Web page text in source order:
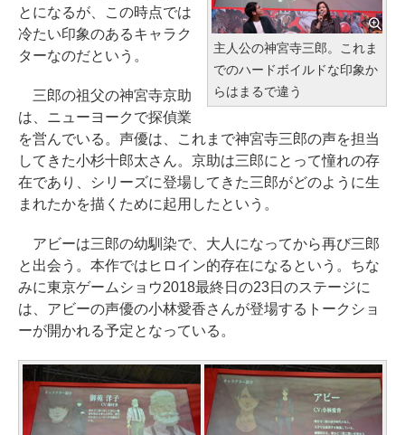
主人公の神宮寺三郎。これま
でのハードボイルドな印象か
らはまるで違う
とになるが、この時点では
冷たい印象のあるキャラク
ターなのだという。
三郎の祖父の神宮寺京助
は、ニューヨークで探偵業
を営んでいる。声優は、これまで神宮寺三郎の声を担当
してきた小杉十郎太さん。京助は三郎にとって憧れの存
在であり、シリーズに登場してきた三郎がどのように生
まれたかを描くために起用したという。
アビーは三郎の幼馴染で、大人になってから再び三郎
と出会う。本作ではヒロイン的存在になるという。ちな
みに東京ゲームショウ2018最終日の23日のステージに
は、アビーの声優の小林愛香さんが登場するトークショ
ーが開かれる予定となっている。